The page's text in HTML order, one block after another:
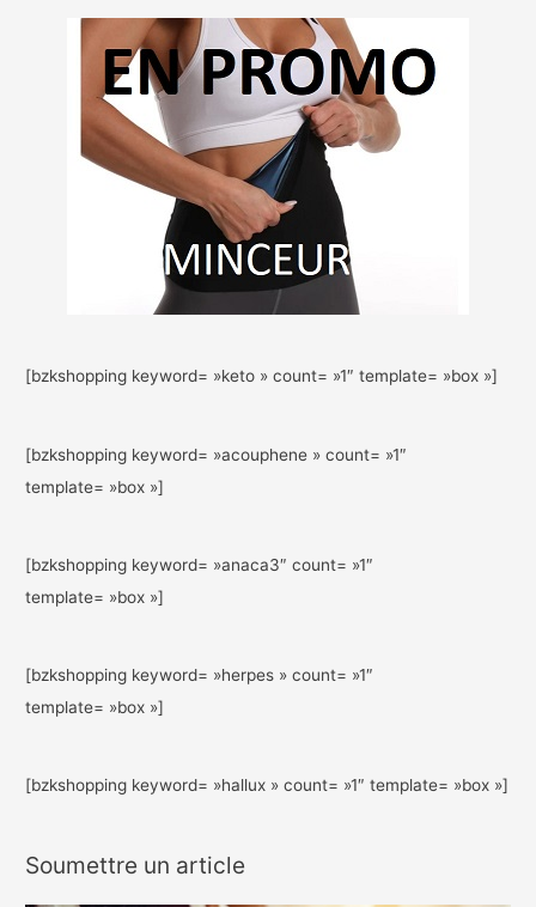
[bzkshopping keyword= »keto » count= »1″ template= »box »]
[bzkshopping keyword= »acouphene » count= »1″
template= »box »]
[bzkshopping keyword= »anaca3″ count= »1″
template= »box »]
[bzkshopping keyword= »herpes » count= »1″
template= »box »]
[bzkshopping keyword= »hallux » count= »1″ template= »box »]
Soumettre un article